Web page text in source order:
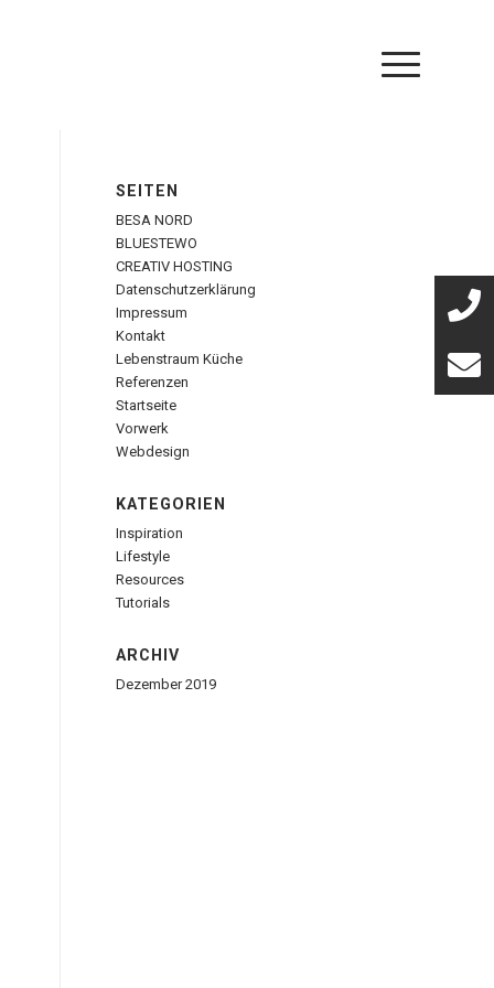
SEITEN
BESA NORD
BLUESTEWO
CREATIV HOSTING
Datenschutzerklärung
Impressum
Kontakt
Lebenstraum Küche
Referenzen
Startseite
Vorwerk
Webdesign
KATEGORIEN
Inspiration
Lifestyle
Resources
Tutorials
ARCHIV
Dezember 2019